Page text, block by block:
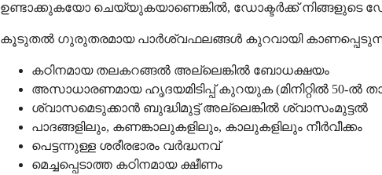
ഉണ്ടാക്കുകയോ ചെയ്യുകയാണെങ്കിൽ, ഡോക്ടർക്ക് നിങ്ങളുടെ
കൂടുതൽ ഗുരുതരമായ പാർശ്വഫലങ്ങൾ കുറവായി
കഠിനമായ തലകറങ്ങൽ അല്ലെങ്കിൽ ബോധക്ഷയം
അസാധാരണമായ ഹൃദയമിടിപ്പ് കുറയുക (മിനിറ്റിൽ 50-ൽ
ശ്വാസമെടുക്കാൻ ബുദ്ധിമുട്ട് അല്ലെങ്കിൽ ശ്വാസംമുട്ടൽ
പാദങ്ങളിലും, കണങ്കാലുകളിലും, കാലുകളിലും നീർവീക്കം
പെട്ടന്നുള്ള ശരീരഭാരം വർദ്ധനവ്
മെച്ചപ്പെടാത്ത കഠിനമായ ക്ഷീണം